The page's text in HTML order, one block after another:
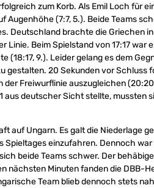
zum Korb. Als Emil Loch für
Augenhöhe (7:7, 5.). Beide Teams
Deutschland brachte die Griechen
Beim Spielstand von 17:17 war
(18:17, 9.). Leider gelang es dem
gestalten. 20 Sekunden vor Schluss
Freiwurflinie auszugleichen
deutscher Sicht stellte, mussten
auf Ungarn. Es galt die Niederlage
Spieltages einzufahren. Dennoch
beide Teams schwer. Der
nächsten Minuten fanden die DBB-
Team blieb dennoch stets